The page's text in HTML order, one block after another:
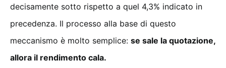
decisamente sotto rispetto a quel 4,3% indicato in
precedenza. Il processo alla base di questo
meccanismo è molto semplice: se sale la quotazione,
allora il rendimento cala.